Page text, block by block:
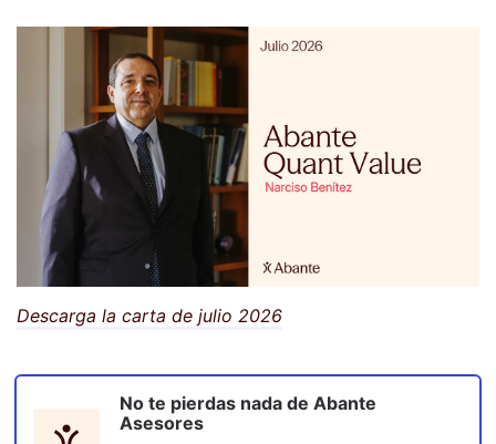
Descarga la carta de julio 2026
No te pierdas nada de Abante
Asesores